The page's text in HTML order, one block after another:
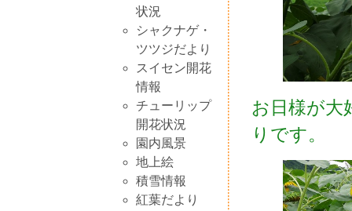
状況
シャクナゲ・
ツツジだより
スイセン開花
情報
チューリップ
開花状況
園内風景
地上絵
積雪情報
紅葉だより
お日様が大
りです。